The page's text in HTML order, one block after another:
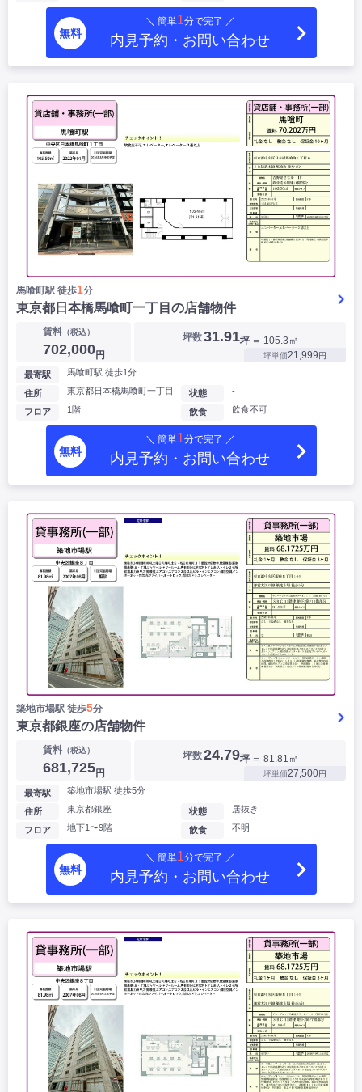
無料
＼ 簡単1分で完了 ／
内見予約・お問い合わせ
馬喰町駅 徒歩1分
東京都日本橋馬喰町一丁目の店舗物件
賃料（税込）
702,000円
坪数31.91坪 ＝ 105.3㎡
坪単価21,999円
最寄駅 馬喰町駅 徒歩1分
住所 東京都日本橋馬喰町一丁目
フロア 1階
状態 -
飲食 飲食不可
無料
＼ 簡単1分で完了 ／
内見予約・お問い合わせ
築地市場駅 徒歩5分
東京都銀座の店舗物件
賃料（税込）
681,725円
坪数24.79坪 ＝ 81.81㎡
坪単価27,500円
最寄駅 築地市場駅 徒歩5分
住所 東京都銀座
フロア 地下1〜9階
状態 居抜き
飲食 不明
無料
＼ 簡単1分で完了 ／
内見予約・お問い合わせ